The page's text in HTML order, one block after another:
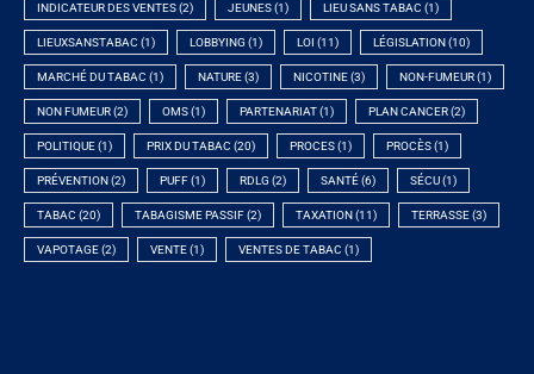
INDICATEUR DES VENTES(2) JEUNES(1) LIEU SANS TABAC (1)
LIEUXSANSTABAC (1) LOBBYING (1) LOI (11) LÉGISLATION (10)
MARCHÉ DU TABAC (1) NATURE(3) NICOTINE(3) NON-FUMEUR(1)
NON FUMEUR(2) OMS(1) PARTENARIAT(1) PLAN CANCER(2)
POLITIQUE(1) PRIX DU TABAC (20) PROCES(1) PROCÈS(1)
PRÉVENTION (2) PUFF(1) RDLG (2) SANTÉ(6) SÉCU(1)
TABAC (20) TABAGISME PASSIF(2) TAXATION (11) TERRASSE(3)
VAPOTAGE(2) VENTE(1) VENTES DE TABAC (1)